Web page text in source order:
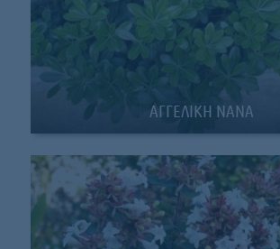
ΑΓΓΕΛΙΚΗ ΝΑΝΑ